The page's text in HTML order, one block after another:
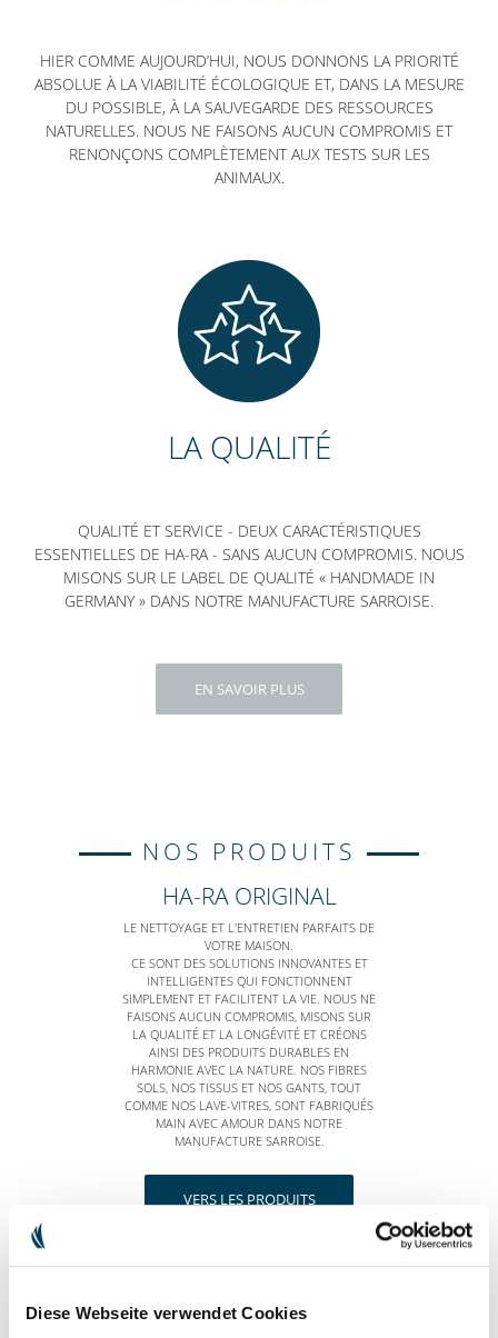
Diese Webseite verwendet Cookies
HIER COMME AUJOURD’HUI, NOUS DONNONS LA PRIORITÉ
ABSOLUE À LA VIABILITÉ ÉCOLOGIQUE ET, DANS LA MESURE
DU POSSIBLE, À LA SAUVEGARDE DES RESSOURCES
NATURELLES. NOUS NE FAISONS AUCUN COMPROMIS ET
RENONÇONS COMPLÈTEMENT AUX TESTS SUR LES
ANIMAUX.
LA QUALITÉ
QUALITÉ ET SERVICE - DEUX CARACTÉRISTIQUES
ESSENTIELLES DE HA-RA - SANS AUCUN COMPROMIS. NOUS
MISONS SUR LE LABEL DE QUALITÉ « HANDMADE IN
GERMANY » DANS NOTRE MANUFACTURE SARROISE.
EN SAVOIR PLUS
NOS PRODUITS
HA-RA ORIGINAL
LE NETTOYAGE ET L'ENTRETIEN PARFAITS DE
VOTRE MAISON.
CE SONT DES SOLUTIONS INNOVANTES ET
INTELLIGENTES QUI FONCTIONNENT
SIMPLEMENT ET FACILITENT LA VIE. NOUS NE
FAISONS AUCUN COMPROMIS, MISONS SUR
LA QUALITÉ ET LA LONGÉVITÉ ET CRÉONS
AINSI DES PRODUITS DURABLES EN
HARMONIE AVEC LA NATURE. NOS FIBRES
SOLS, NOS TISSUS ET NOS GANTS, TOUT
COMME NOS LAVE-VITRES, SONT FABRIQUÉS
MAIN AVEC AMOUR DANS NOTRE
MANUFACTURE SARROISE.
VERS LES PRODUITS